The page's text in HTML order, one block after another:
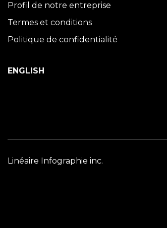
Profil de notre entreprise
Termes et conditions
Politique de confidentialité
ENGLISH
Linéaire Infographie inc.